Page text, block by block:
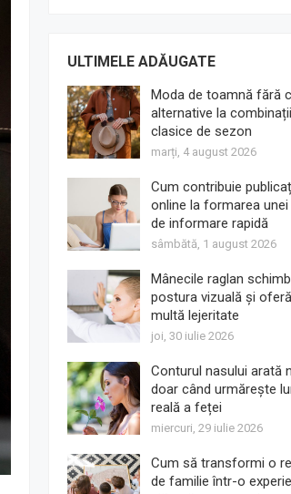
ULTIMELE ADĂUGATE
Moda de toamnă fără
alternative la
clasice de sezon
marți, 4 august 2026
Cum contribuie
online la formarea unei
de informare rapidă
sâmbătă, 1 august 2026
Mânecile raglan
postura vizuală și
multă lejeritate
joi, 30 iulie 2026
Conturul nasului arată
doar când urmărește
reală a feței
miercuri, 29 iulie 2026
Cum să transformi o
de familie într-o